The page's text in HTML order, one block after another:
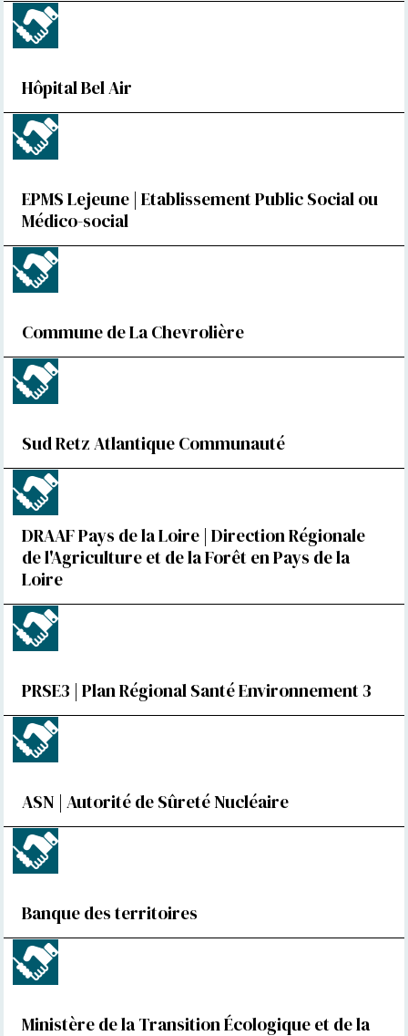
Hôpital Bel Air
EPMS Lejeune | Etablissement Public Social ou
Médico-social
Commune de La Chevrolière
Sud Retz Atlantique Communauté
DRAAF Pays de la Loire | Direction Régionale
de l'Agriculture et de la Forêt en Pays de la
Loire
PRSE3 | Plan Régional Santé Environnement 3
ASN | Autorité de Sûreté Nucléaire
Banque des territoires
Ministère de la Transition Écologique et de la